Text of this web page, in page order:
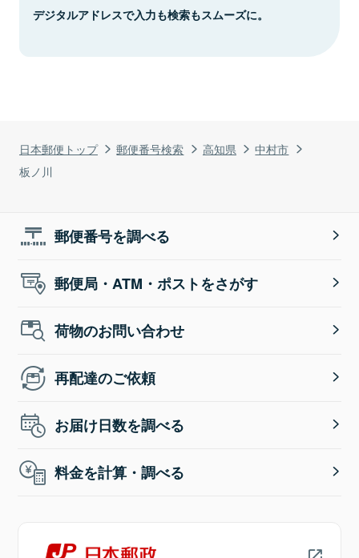
日本郵便トップ 郵便番号検索 高知県
中村市
板ノ川
デジタルアドレスで入力も検索もスムーズに。
郵便番号を調べる
郵便局・ATM・ポストをさがす
荷物のお問い合わせ
再配達のご依頼
お届け日数を調べる
料金を計算・調べる